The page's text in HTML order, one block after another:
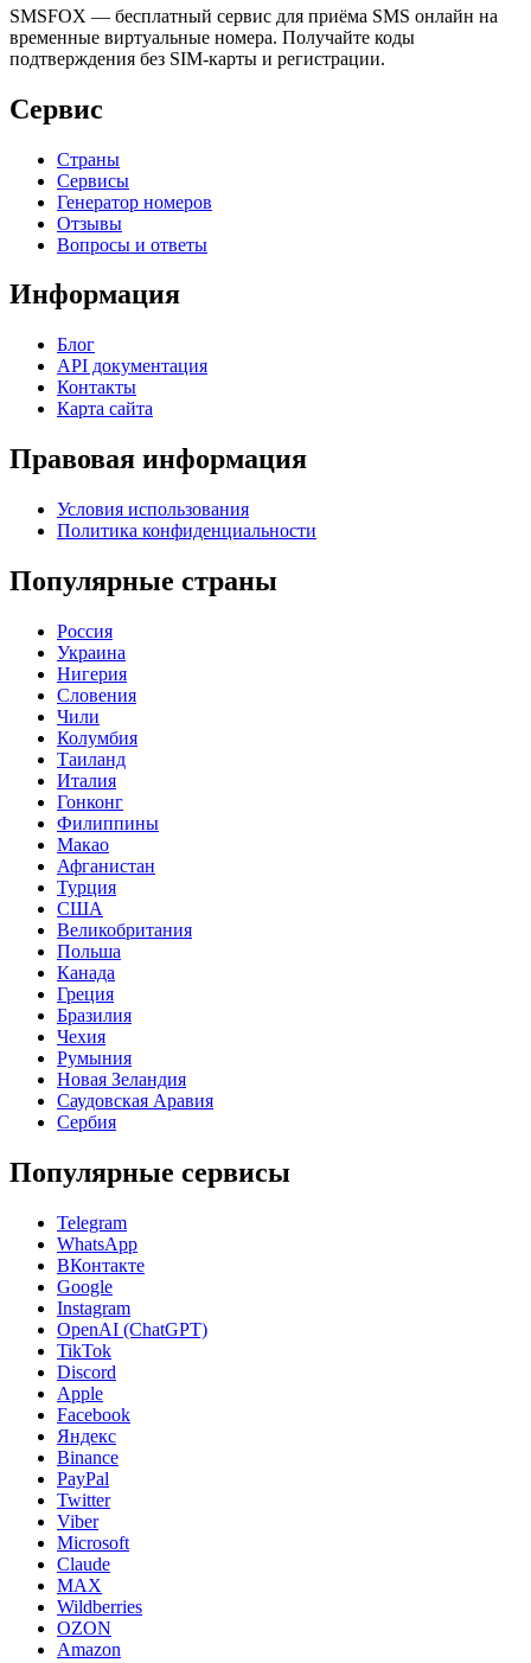
SMSFOX — бесплатный сервис для приёма SMS онлайн на
временные виртуальные номера. Получайте коды
подтверждения без SIM-карты и регистрации.
Сервис
Страны
Сервисы
Генератор номеров
Отзывы
Вопросы и ответы
Информация
Блог
API документация
Контакты
Карта сайта
Правовая информация
Условия использования
Политика конфиденциальности
Популярные страны
Россия
Украина
Нигерия
Словения
Чили
Колумбия
Таиланд
Италия
Гонконг
Филиппины
Макао
Афганистан
Турция
США
Великобритания
Польша
Канада
Греция
Бразилия
Чехия
Румыния
Новая Зеландия
Саудовская Аравия
Сербия
Популярные сервисы
Telegram
WhatsApp
ВКонтакте
Google
Instagram
OpenAI (ChatGPT)
TikTok
Discord
Apple
Facebook
Яндекс
Binance
PayPal
Twitter
Viber
Microsoft
Claude
MAX
Wildberries
OZON
Amazon